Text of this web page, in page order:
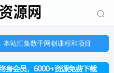
门项目)，创业学习的好平台
项目)，创业学习的好平台
本站汇集数千网创课程和项目